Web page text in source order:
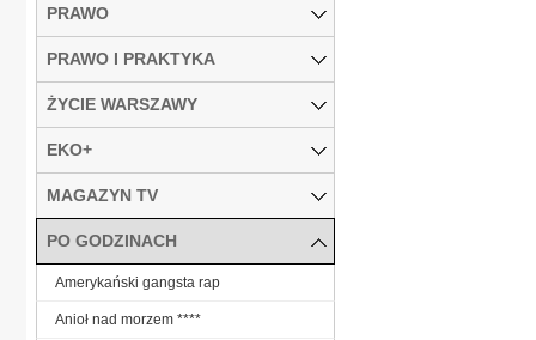
PRAWO
PRAWO I PRAKTYKA
ŻYCIE WARSZAWY
EKO+
MAGAZYN TV
PO GODZINACH
Amerykański gangsta rap
Anioł nad morzem ****